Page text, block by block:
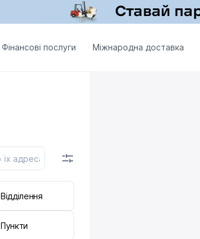
Фінансові послуги Міжнародна доставка
Відділення
Пункти